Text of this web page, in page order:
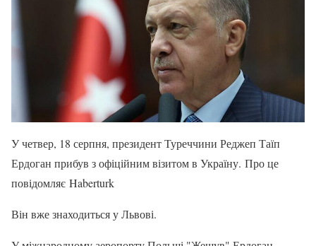
У четвер, 18 серпня, президент Туреччини Реджеп Таїп
Ердоган прибув з офіційним візитом в Україну. Про це
повідомляє Haberturk
Він вже знаходиться у Львові.